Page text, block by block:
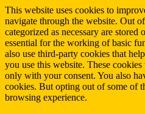
This website uses cookies to
navigate through the website. Out
categorized as necessary are stored
essential for the working of basic
also use third-party cookies that
you use this website. These
only with your consent. You also
cookies. But opting out of some of
browsing experience.